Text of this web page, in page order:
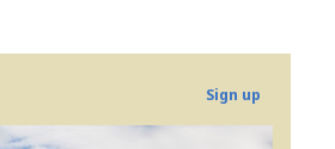
Sign up